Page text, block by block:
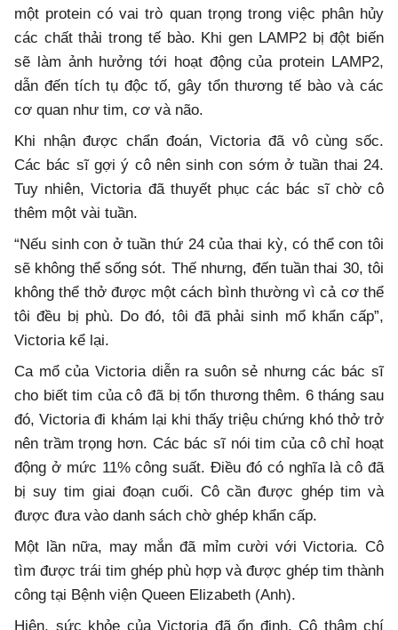
một protein có vai trò quan trọng trong việc phân hủy
các chất thải trong tế bào. Khi gen LAMP2 bị đột biến
sẽ làm ảnh hưởng tới hoạt động của protein LAMP2,
dẫn đến tích tụ độc tố, gây tổn thương tế bào và các
cơ quan như tim, cơ và não.
Khi nhận được chẩn đoán, Victoria đã vô cùng sốc.
Các bác sĩ gợi ý cô nên sinh con sớm ở tuần thai 24.
Tuy nhiên, Victoria đã thuyết phục các bác sĩ chờ cô
thêm một vài tuần.
“Nếu sinh con ở tuần thứ 24 của thai kỳ, có thể con tôi
sẽ không thể sống sót. Thế nhưng, đến tuần thai 30, tôi
không thể thở được một cách bình thường vì cả cơ thể
tôi đều bị phù. Do đó, tôi đã phải sinh mổ khẩn cấp”,
Victoria kể lại.
Ca mổ của Victoria diễn ra suôn sẻ nhưng các bác sĩ
cho biết tim của cô đã bị tổn thương thêm. 6 tháng sau
đó, Victoria đi khám lại khi thấy triệu chứng khó thở trở
nên trầm trọng hơn. Các bác sĩ nói tim của cô chỉ hoạt
động ở mức 11% công suất. Điều đó có nghĩa là cô đã
bị suy tim giai đoạn cuối. Cô cần được ghép tim và
được đưa vào danh sách chờ ghép khẩn cấp.
Một lần nữa, may mắn đã mỉm cười với Victoria. Cô
tìm được trái tim ghép phù hợp và được ghép tim thành
công tại Bệnh viện Queen Elizabeth (Anh).
Hiện, sức khỏe của Victoria đã ổn định. Cô thậm chí